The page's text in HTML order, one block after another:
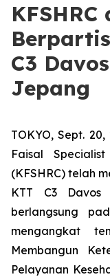
KFSHRC
C3
Jepang
TOKYO, Sept.
Faisal
(KFSHRC) telah
KTT C3
berlangsung
mengangkat
Membangun
Pelayanan